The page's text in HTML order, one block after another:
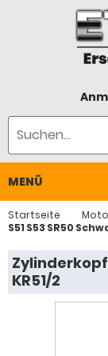
MENÜ
Startseite
S51 S53 SR50
Zylinderkopf
KR51/2